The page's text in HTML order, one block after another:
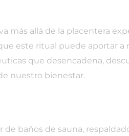
más allá de la placentera
este ritual puede aportar a
que desencadena,
nuestro bienestar.
baños de sauna,